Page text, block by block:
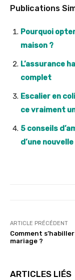
Publications
Pourquoi
maison ?
L’assurance
complet
Escalier en
ce vraiment
5 conseils
d’une
ARTICLE PRÉCÉDENT
Comment
mariage ?
ARTICLES LIÉS